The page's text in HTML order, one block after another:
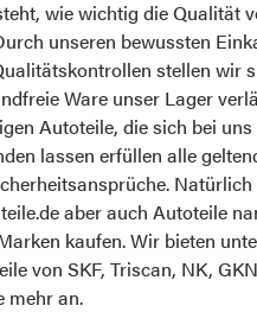
wie wichtig die Qualität
unseren bewussten
stellen wir
Ware unser Lager
Autoteile, die sich bei uns
lassen erfüllen alle
Natürlich
aber auch Autoteile
kaufen. Wir bieten
von SKF, Triscan, NK,
mehr an.